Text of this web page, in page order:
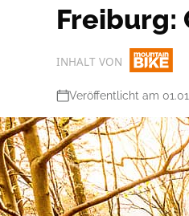
Freiburg:
INHALT VON
Veröffentlicht am